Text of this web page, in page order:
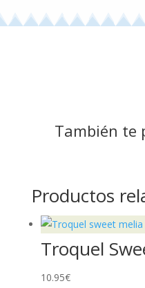
También te
Productos
Troquel
10.95€